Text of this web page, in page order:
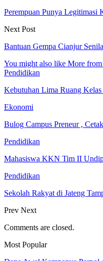
Perempuan Punya Legitimasi
Next Post
Bantuan Gempa Cianjur
You might also like More
Pendidikan
Kebutuhan Lima Ruang
Ekonomi
Bulog Campus Preneur ,
Pendidikan
Mahasiswa KKN Tim II
Pendidikan
Sekolah Rakyat di Jateng
Prev Next
Comments are closed.
Most Popular